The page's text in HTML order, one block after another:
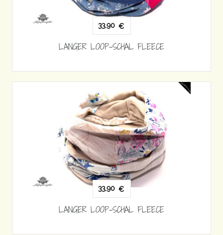
33,90 €
LANGER LOOP-SCHAL FLEECE
33,90 €
LANGER LOOP-SCHAL FLEECE